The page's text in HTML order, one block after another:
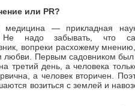
или PR?
медицина — прикладная
Не надо забывать, что
вопреки расхожему
любви. Первым садовником
третий день, а человека
а человек вторичен.
возиться с землей и